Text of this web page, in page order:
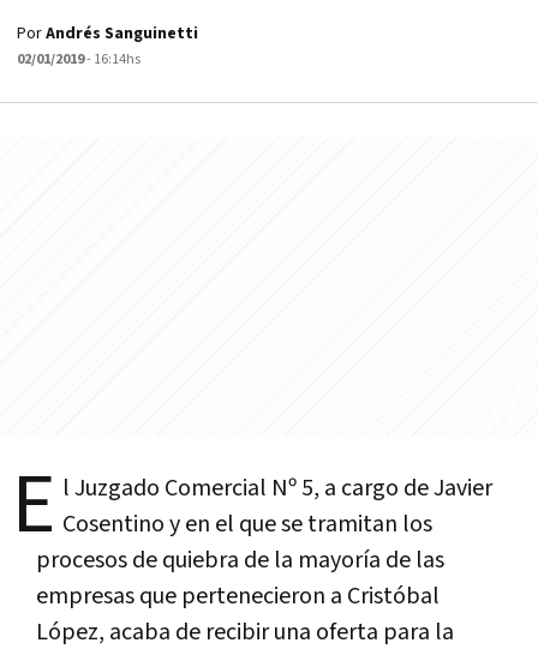
PorAndrés Sanguinetti
02/01/2019- 16:14hs
E l Juzgado Comercial Nº 5, a cargo de Javier
Cosentino y en el que se tramitan los
procesos de quiebra de la mayoría de las
empresas que pertenecieron a Cristóbal
López, acaba de recibir una oferta para la